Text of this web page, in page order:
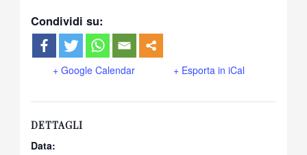
Condividi su:
+ Google Calendar + Esporta in iCal
DETTAGLI
Data: